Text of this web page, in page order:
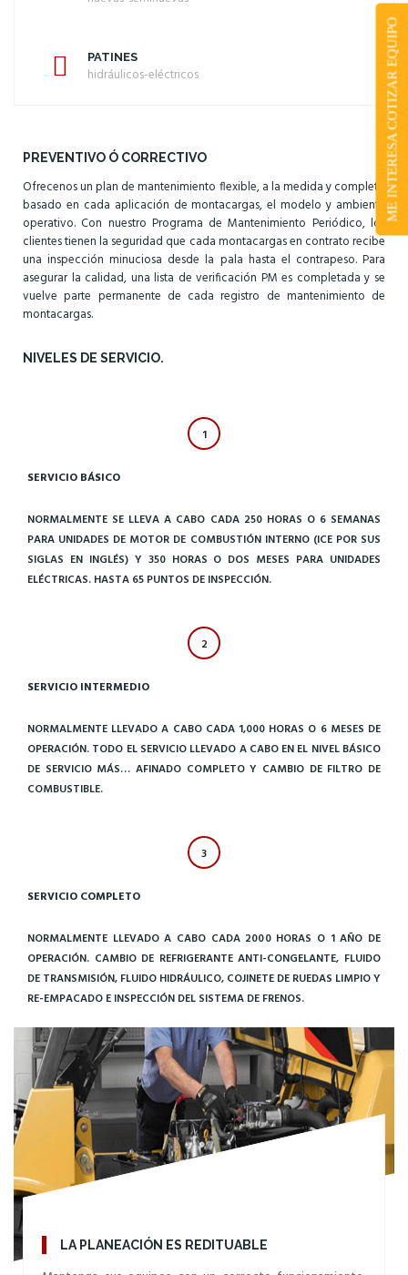
PATINES
hidráulicos-eléctricos
PREVENTIVO Ó CORRECTIVO
Ofrecenos un plan de mantenimiento flexible, a la medida y completo
basado en cada aplicación de montacargas, el modelo y ambiente
operativo. Con nuestro Programa de Mantenimiento Periódico, los
clientes tienen la seguridad que cada montacargas en contrato recibe
una inspección minuciosa desde la pala hasta el contrapeso. Para
asegurar la calidad, una lista de verificación PM es completada y se
vuelve parte permanente de cada registro de mantenimiento de
montacargas.
NIVELES DE SERVICIO.
1
SERVICIO BÁSICO
NORMALMENTE SE LLEVA A CABO CADA 250 HORAS O 6 SEMANAS
PARA UNIDADES DE MOTOR DE COMBUSTIÓN INTERNO (ICE POR SUS
SIGLAS EN INGLÉS) Y 350 HORAS O DOS MESES PARA UNIDADES
ELÉCTRICAS. HASTA 65 PUNTOS DE INSPECCIÓN.
2
SERVICIO INTERMEDIO
NORMALMENTE LLEVADO A CABO CADA 1,000 HORAS O 6 MESES DE
OPERACIÓN. TODO EL SERVICIO LLEVADO A CABO EN EL NIVEL BÁSICO
DE SERVICIO MÁS… AFINADO COMPLETO Y CAMBIO DE FILTRO DE
COMBUSTIBLE.
3
SERVICIO COMPLETO
NORMALMENTE LLEVADO A CABO CADA 2000 HORAS O 1 AÑO DE
OPERACIÓN. CAMBIO DE REFRIGERANTE ANTI-CONGELANTE, FLUIDO
DE TRANSMISIÓN, FLUIDO HIDRÁULICO, COJINETE DE RUEDAS LIMPIO Y
RE-EMPACADO E INSPECCIÓN DEL SISTEMA DE FRENOS.
LA PLANEACIÓN ES REDITUABLE
ME INTERESA COTIZAR EQUIPO